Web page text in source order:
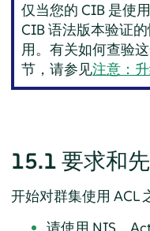
仅当您的 CIB 是使用
CIB 语法版本验证
用。有关如何查验
节，请参见注意：
15.1 要求和
开始对群集使用 ACL
请使用 NIS、